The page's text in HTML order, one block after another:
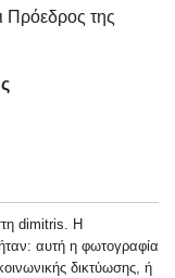
της
dimitris. Η
αυτή η φωτογραφία
δικτύωσης, ή